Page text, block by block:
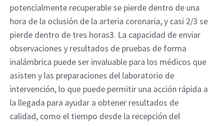
potencialmente recuperable se pierde dentro de una
hora de la oclusión de la arteria coronaria, y casi 2/3 se
pierde dentro de tres horas3. La capacidad de enviar
observaciones y resultados de pruebas de forma
inalámbrica puede ser invaluable para los médicos que
asisten y las preparaciones del laboratorio de
intervención, lo que puede permitir una acción rápida a
la llegada para ayudar a obtener resultados de
calidad, como el tiempo desde la recepción del